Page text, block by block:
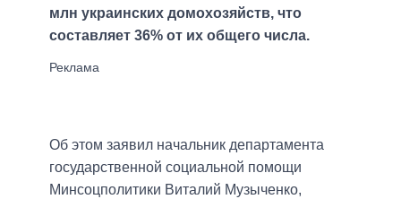
млн украинских домохозяйств, что
составляет 36% от их общего числа.
Об этом заявил начальник департамента
государственной социальной помощи
Минсоцполитики Виталий Музыченко,